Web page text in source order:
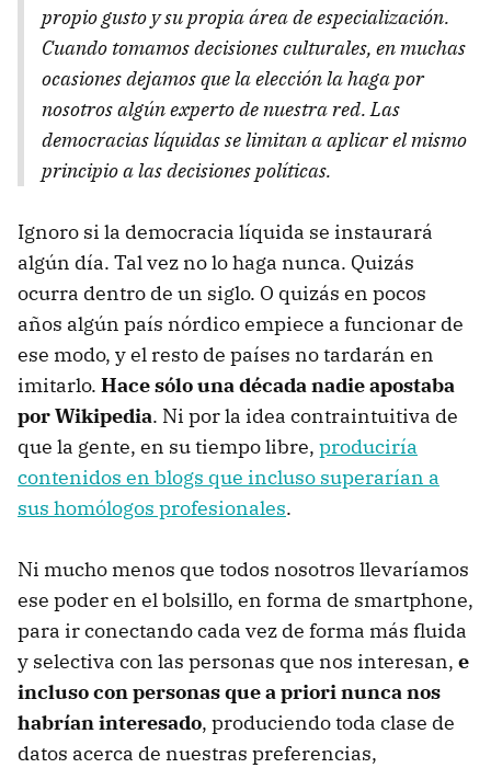
propio gusto y su propia área de especialización.
Cuando tomamos decisiones culturales, en muchas
ocasiones dejamos que la elección la haga por
nosotros algún experto de nuestra red. Las
democracias líquidas se limitan a aplicar el mismo
principio a las decisiones políticas.
Ignoro si la democracia líquida se instaurará
algún día. Tal vez no lo haga nunca. Quizás
ocurra dentro de un siglo. O quizás en pocos
años algún país nórdico empiece a funcionar de
ese modo, y el resto de países no tardarán en
imitarlo. Hace sólo una década nadie apostaba
por Wikipedia. Ni por la idea contraintuitiva de
que la gente, en su tiempo libre, produciría
contenidos en blogs que incluso superarían a
sus homólogos profesionales.
Ni mucho menos que todos nosotros llevaríamos
ese poder en el bolsillo, en forma de smartphone,
para ir conectando cada vez de forma más fluida
y selectiva con las personas que nos interesan, e
incluso con personas que a priori nunca nos
habrían interesado, produciendo toda clase de
datos acerca de nuestras preferencias,